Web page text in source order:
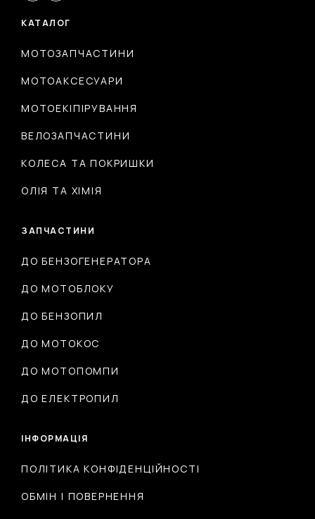
КАТАЛОГ
МОТОЗАПЧАСТИНИ
МОТОАКСЕСУАРИ
МОТОЕКІПІРУВАННЯ
ВЕЛОЗАПЧАСТИНИ
КОЛЕСА ТА ПОКРИШКИ
ОЛІЯ ТА ХІМІЯ
ЗАПЧАСТИНИ
ДО БЕНЗОГЕНЕРАТОРА
ДО МОТОБЛОКУ
ДО БЕНЗОПИЛ
ДО МОТОКОС
ДО МОТОПОМПИ
ДО ЕЛЕКТРОПИЛ
ІНФОРМАЦІЯ
ПОЛІТИКА КОНФІДЕНЦІЙНОСТІ
ОБМІН І ПОВЕРНЕННЯ